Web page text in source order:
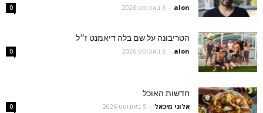
alon
- 6 באוגוסט 2026 0
הטריבונה על שם בלה דיאמנט ז״ל
alon
- 6 באוגוסט 2026 0
חדשות האוכל
אלוני מיכאל - 5 באוגוסט 2026 0